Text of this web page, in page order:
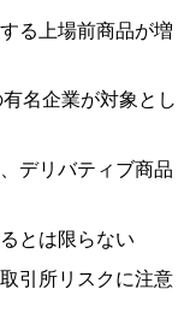
る上場前商品が増
名企業が対象とし
デリバティブ商品
とは限らない
引所リスクに注意